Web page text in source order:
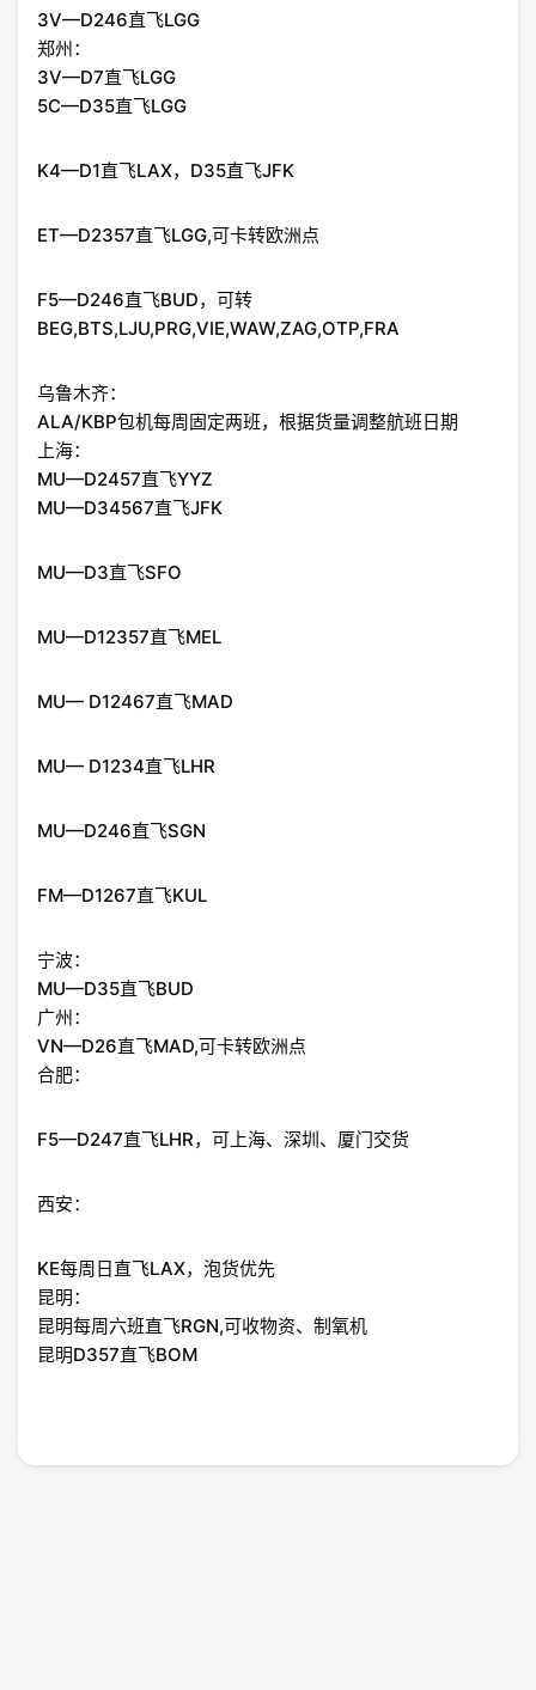
3V—D246直飞LGG
郑州：
3V—D7直飞LGG
5C—D35直飞LGG
K4—D1直飞LAX，D35直飞JFK
ET—D2357直飞LGG,可卡转欧洲点
F5—D246直飞BUD，可转
BEG,BTS,LJU,PRG,VIE,WAW,ZAG,OTP,FRA
乌鲁木齐：
ALA/KBP包机每周固定两班，根据货量调整航班日期
上海：
MU—D2457直飞YYZ
MU—D34567直飞JFK
MU—D3直飞SFO
MU—D12357直飞MEL
MU— D12467直飞MAD
MU— D1234直飞LHR
MU—D246直飞SGN
FM—D1267直飞KUL
宁波：
MU—D35直飞BUD
广州：
VN—D26直飞MAD,可卡转欧洲点
合肥：
F5—D247直飞LHR，可上海、深圳、厦门交货
西安：
KE每周日直飞LAX，泡货优先
昆明：
昆明每周六班直飞RGN,可收物资、制氧机
昆明D357直飞BOM